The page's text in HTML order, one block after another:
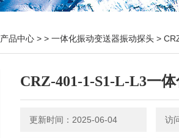
产品中心 > > 一体化振动变送器振动探头 > CRZ-
CRZ-401-1-S1-L-L3一
更新时间：2025-06-04 访